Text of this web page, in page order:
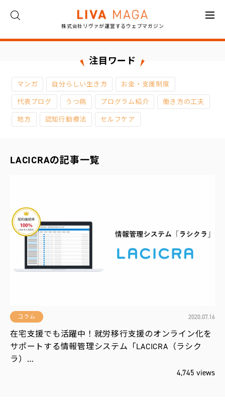
株式会社リヴァが運営するウェブマガジン
ト
ラ
ム
対
イ
ン
お
役
立
編
め
注目ワード
マンガ 自分らしい生き方 お金・支援制度
代表ブログ うつ病 プログラム紹介 働き方の工夫
地方 認知行動療法 セルフケア
LACICRAの記事一覧
コラム 2020.07.16
在宅支援でも活躍中！就労移行支援のオンライン化を
サポートする情報管理システム「LACICRA（ラシク
ラ）…
4,745 views